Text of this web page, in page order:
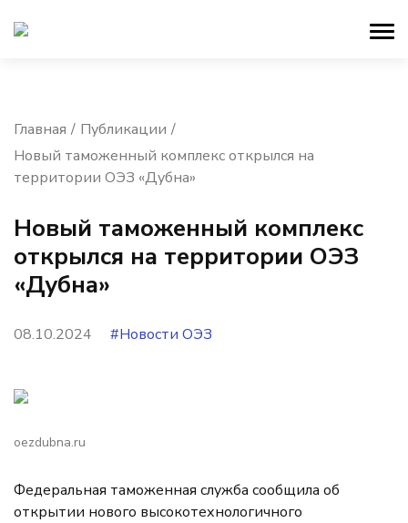
Главная
Публикации
Новый таможенный комплекс открылся на
территории ОЭЗ «Дубна»
Новый таможенный комплекс
открылся на территории ОЭЗ
«Дубна»
08.10.2024 #Новости ОЭЗ
oezdubna.ru
Федеральная таможенная служба сообщила об
открытии нового высокотехнологичного